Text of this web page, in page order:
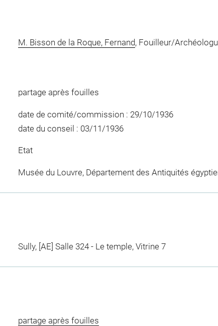
M. Bisson de la Roque, Fernand, Fouilleur/
partage après fouilles
date de comité/commission : 29/10/1936
date du conseil : 03/11/1936
Etat
Musée du Louvre, Département des Antiquités
Sully, [AE] Salle 324 - Le temple, Vitrine 7
partage après fouilles